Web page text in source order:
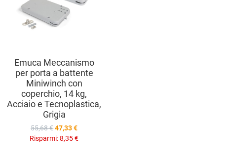
Emuca Meccanismo
per porta a battente
Miniwinch con
coperchio, 14 kg,
Acciaio e Tecnoplastica,
Grigia
55,68 €47,33 €
Risparmi:8,35 €